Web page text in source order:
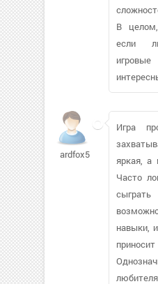
В
если
ardfox507
Игра
яркая, а
Часто
навыки,